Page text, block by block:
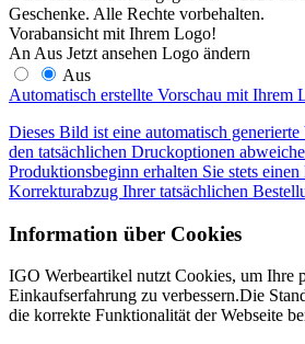
Geschenke. Alle Rechte vorbehalten.
Vorabansicht mit Ihrem Logo!
An Aus Jetzt ansehen Logo ändern
Aus
Automatisch erstellte Vorschau mit Ihrem
Dieses Bild ist eine automatisch
den tatsächlichen Druckoptionen
Produktionsbeginn erhalten Sie stets einen
Korrekturabzug Ihrer tatsächlichen
Information über Cookies
IGO Werbeartikel nutzt Cookies, um Ihre
Einkaufserfahrung zu verbessern.Die
die korrekte Funktionalität der Webseite